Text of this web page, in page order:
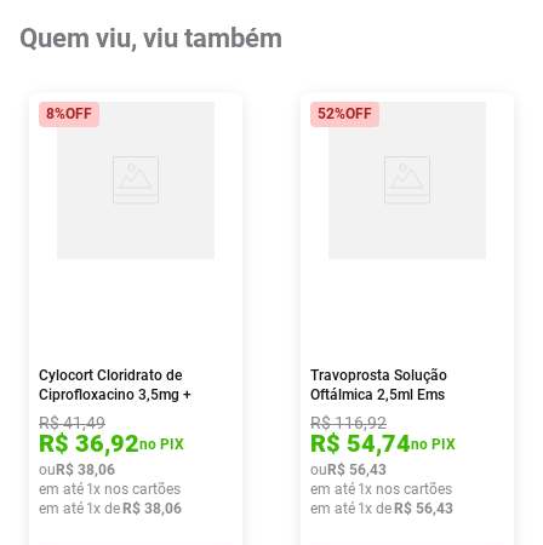
Quem viu, viu também
8%OFF
Cylocort Cloridrato de
Ciprofloxacino 3,5mg +
Dexametasona 1mg Pomada
Oftálmica Estéril 3,5g
R$41,49
R$ 36,92no PIX
ou R$ 38,06
em até 1x nos cartões
em até 1x de R$ 38,06
52%OFF
Travoprosta Solução
Oftálmica 2,5ml Ems
R$116,92
R$ 54,74no PIX
ou R$ 56,43
em até 1x nos cartões
em até 1x de R$ 56,43